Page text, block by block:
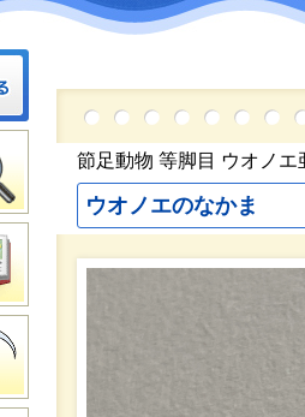
節足動物 等脚目 ウオノエ
ウオノエのなかま